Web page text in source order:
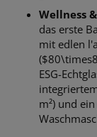
Wellness
das erste
mit edlen
ESG-
m²) und